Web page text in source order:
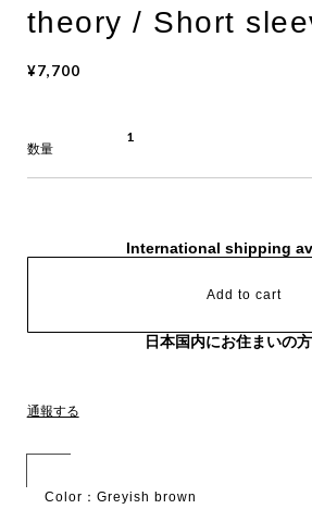
theory / Short
¥7,700
数量
International shipping
Add to cart
日本国内にお住まいの
通報する
Color：Greyish brown